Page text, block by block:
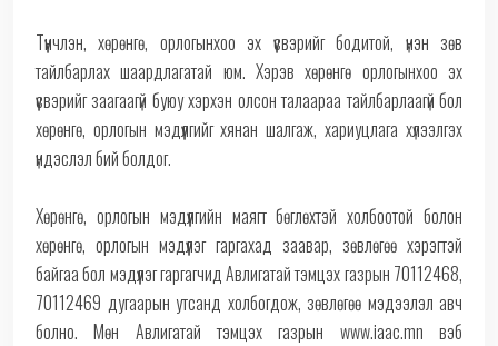
Түүнчлэн, хөрөнгө, орлогынхоо эх үүсвэрийг бодитой, үнэн зөв
тайлбарлах шаардлагатай юм. Хэрэв хөрөнгө орлогынхоо эх
үүсвэрийг заагаагүй буюу хэрхэн олсон талаараа тайлбарлаагүй бол
хөрөнгө, орлогын мэдүүлгийг хянан шалгаж, хариуцлага хүлээлгэх
үндэслэл бий болдог.
Хөрөнгө, орлогын мэдүүлгийн маягт бөглөхтэй холбоотой болон
хөрөнгө, орлогын мэдүүлэг гаргахад заавар, зөвлөгөө хэрэгтэй
байгаа бол мэдүүлэг гаргагчид Авлигатай тэмцэх газрын 70112468,
70112469 дугаарын утсанд холбогдож, зөвлөгөө мэдээлэл авч
болно. Мөн Авлигатай тэмцэх газрын www.iaac.mn вэб